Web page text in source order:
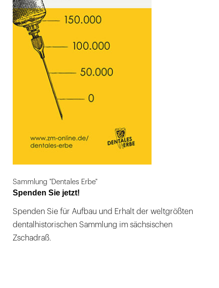
Sammlung "Dentales Erbe"
Spenden Sie jetzt!
Spenden Sie für Aufbau und Erhalt der weltgrößten
dentalhistorischen Sammlung im sächsischen
Zschadraß.